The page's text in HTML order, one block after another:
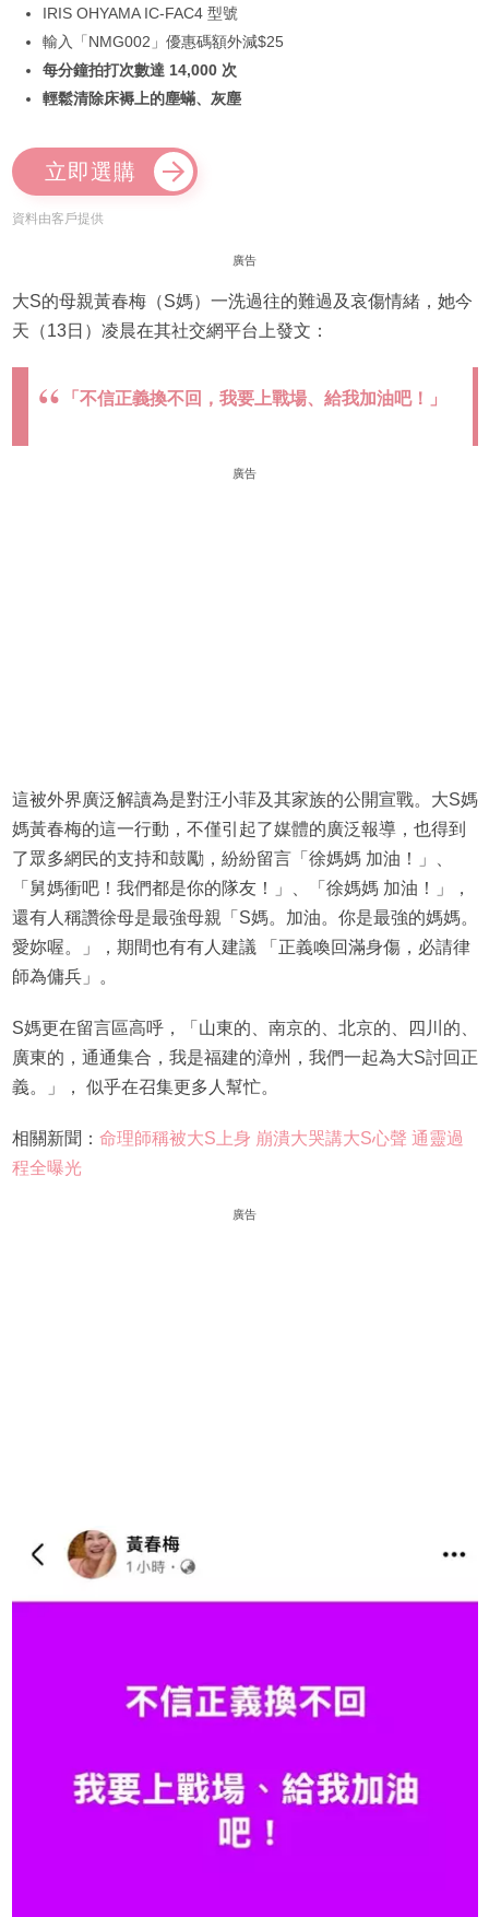
IRIS OHYAMA IC-FAC4 型號
輸入「NMG002」優惠碼額外減$25
每分鐘拍打次數達 14,000 次
輕鬆清除床褥上的塵蟎、灰塵
立即選購
資料由客戶提供
廣告
大S的母親黃春梅（S媽）一洗過往的難過及哀傷情緒，她今
天（13日）凌晨在其社交網平台上發文：
「不信正義換不回，我要上戰場、給我加油吧！」
廣告
這被外界廣泛解讀為是對汪小菲及其家族的公開宣戰。大S媽
媽黃春梅的這一行動，不僅引起了媒體的廣泛報導，也得到
了眾多網民的支持和鼓勵，紛紛留言「徐媽媽 加油！」、
「舅媽衝吧！我們都是你的隊友！」、「徐媽媽 加油！」，
還有人稱讚徐母是最強母親「S媽。加油。你是最強的媽媽。
愛妳喔。」，期間也有有人建議 「正義喚回滿身傷，必請律
師為傭兵」。
S媽更在留言區高呼，「山東的、南京的、北京的、四川的、
廣東的，通通集合，我是福建的漳州，我們一起為大S討回正
義。」， 似乎在召集更多人幫忙。
相關新聞： 命理師稱被大S上身 崩潰大哭講大S心聲 通靈過
程全曝光
廣告